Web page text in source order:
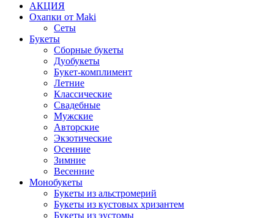
АКЦИЯ
Охапки от Maki
Сеты
Букеты
Сборные букеты
Дуобукеты
Букет-комплимент
Летние
Классические
Свадебные
Мужские
Авторские
Экзотические
Осенние
Зимние
Весенние
Монобукеты
Букеты из альстромерий
Букеты из кустовых хризантем
Букеты из эустомы